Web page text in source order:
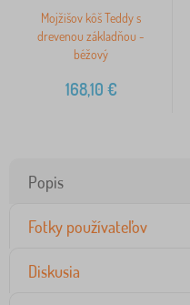
Mojžišov kôš Teddy s
drevenou základňou -
béžový
168,10 €
Popis
Fotky používateľov
Diskusia